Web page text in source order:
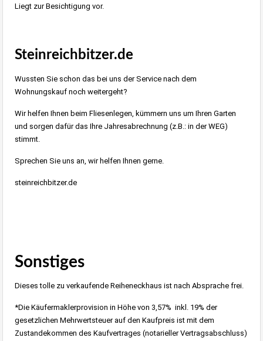
Liegt zur Besichtigung vor.
Steinreichbitzer.de
Wussten Sie schon das bei uns der Service nach dem
Wohnungskauf noch weitergeht?
Wir helfen Ihnen beim Fliesenlegen, kümmern uns um Ihren Garten
und sorgen dafür das Ihre Jahresabrechnung (z.B.: in der WEG)
stimmt.
Sprechen Sie uns an, wir helfen Ihnen gerne.
steinreichbitzer.de
Sonstiges
Dieses tolle zu verkaufende Reiheneckhaus ist nach Absprache frei.
*Die Käufermaklerprovision in Höhe von 3,57% inkl. 19% der
gesetzlichen Mehrwertsteuer auf den Kaufpreis ist mit dem
Zustandekommen des Kaufvertrages (notarieller Vertragsabschluss)